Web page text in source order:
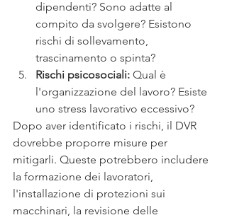
dipendenti? Sono adatte al
compito da svolgere? Esistono
rischi di sollevamento,
trascinamento o spinta?
Rischi psicosociali: Qual è
l'organizzazione del lavoro? Esiste
uno stress lavorativo eccessivo?
Dopo aver identificato i rischi, il DVR
dovrebbe proporre misure per
mitigarli. Queste potrebbero includere
la formazione dei lavoratori,
l'installazione di protezioni sui
macchinari, la revisione delle